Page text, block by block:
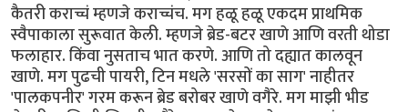
कैतरी कराच्चं म्हणजे कराच्चंच. मग हळू हळू एकदम प्राथमिक
स्वैपाकाला सुरूवात केली. म्हणजे ब्रेड-बटर खाणे आणि वरती थोडा
फलाहार. किंवा नुसताच भात करणे. आणि तो दह्यात कालवून
खाणे. मग पुढची पायरी, टिन मधले 'सरसों का साग' नाहीतर
'पालकपनीर' गरम करून ब्रेड बरोबर खाणे वगैरे. मग माझी भीड